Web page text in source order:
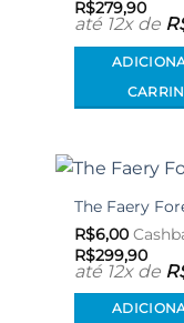
R$279,90
até 12x de
The Faery
R$6,00
R$299,90
até 12x de